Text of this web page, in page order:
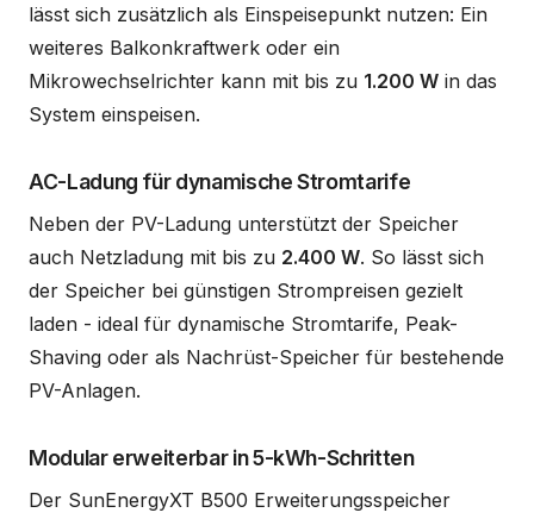
lässt sich zusätzlich als Einspeisepunkt nutzen: Ein
weiteres Balkonkraftwerk oder ein
Mikrowechselrichter kann mit bis zu 1.200 W in das
System einspeisen.
AC-Ladung für dynamische Stromtarife
Neben der PV-Ladung unterstützt der Speicher
auch Netzladung mit bis zu 2.400 W. So lässt sich
der Speicher bei günstigen Strompreisen gezielt
laden - ideal für dynamische Stromtarife, Peak-
Shaving oder als Nachrüst-Speicher für bestehende
PV-Anlagen.
Modular erweiterbar in 5-kWh-Schritten
Der SunEnergyXT B500 Erweiterungsspeicher